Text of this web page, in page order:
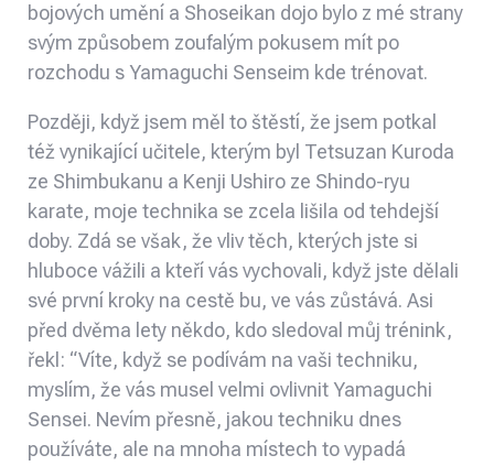
bojových umění a Shoseikan dojo bylo z mé strany
svým způsobem zoufalým pokusem mít po
rozchodu s Yamaguchi Senseim kde trénovat.
Později, když jsem měl to štěstí, že jsem potkal
též vynikající učitele, kterým byl Tetsuzan Kuroda
ze Shimbukanu a Kenji Ushiro ze Shindo-ryu
karate, moje technika se zcela lišila od tehdejší
doby. Zdá se však, že vliv těch, kterých jste si
hluboce vážili a kteří vás vychovali, když jste dělali
své první kroky na cestě bu, ve vás zůstává. Asi
před dvěma lety někdo, kdo sledoval můj trénink,
řekl: “Víte, když se podívám na vaši techniku,
myslím, že vás musel velmi ovlivnit Yamaguchi
Sensei. Nevím přesně, jakou techniku ​​dnes
používáte, ale na mnoha místech to vypadá